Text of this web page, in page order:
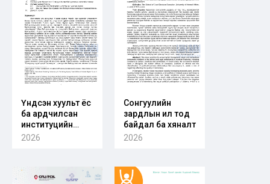
Үндсэн хуульт ёс
ба ардчилсан
институцийн
хөгжил:
бүтэц-чиг үүргийн
бие даасан
2026
Сонгуулийн
зардлын ил тод
байдал ба хяналт
2026